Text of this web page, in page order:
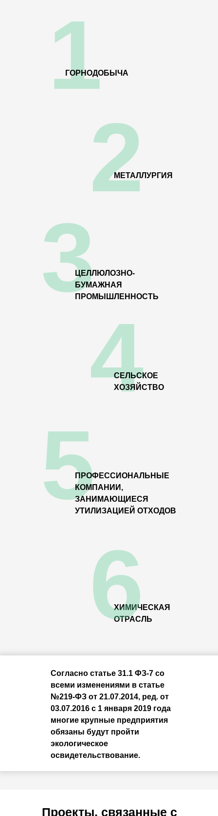
3
4
1
2
ГОРНОДОБЫЧА
МЕТАЛЛУРГИЯ
СЕЛЬСКОЕ
ХОЗЯЙСТВО
ХИМИЧЕСКАЯ
ОТРАСЛЬ
Согласно статье 31.1 ФЗ-7 со
всеми изменениями в статье
№219-ФЗ от 21.07.2014, ред. от
03.07.2016 с 1 января 2019 года
многие крупные предприятия
обязаны будут пройти
экологическое
освидетельствование.
5
6
ЦЕЛЛЮЛОЗНО-
БУМАЖНАЯ
ПРОМЫШЛЕННОСТЬ
ПРОФЕССИОНАЛЬНЫЕ
КОМПАНИИ,
ЗАНИМАЮЩИЕСЯ
УТИЛИЗАЦИЕЙ ОТХОДОВ
Проекты, связанные с